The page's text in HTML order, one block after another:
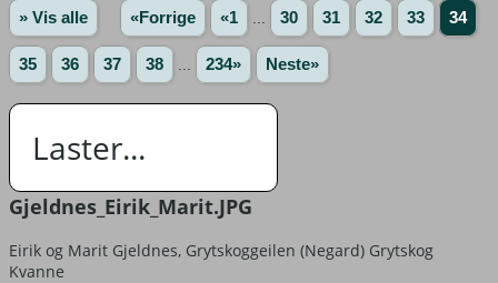
» Vis alle «Forrige «1 30 31 32 33 34
35 36 37 38 234» Neste»
Laster...
Gjeldnes_Eirik_Marit.JPG
Eirik og Marit Gjeldnes, Grytskoggeilen (Negard) Grytskog
Kvanne